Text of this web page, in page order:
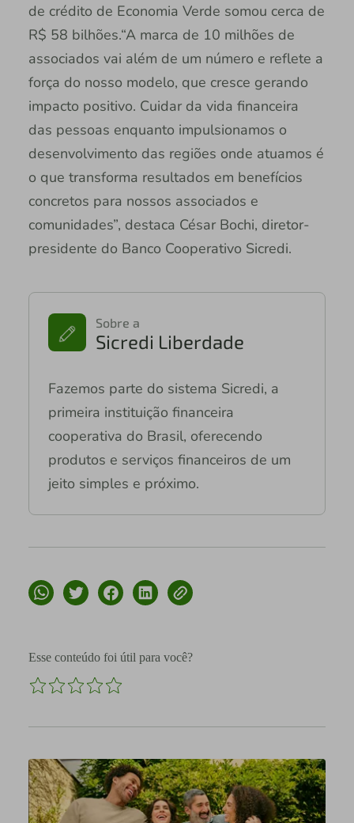
de crédito de Economia Verde somou cerca de
R$ 58 bilhões.“A marca de 10 milhões de
associados vai além de um número e reflete a
força do nosso modelo, que cresce gerando
impacto positivo. Cuidar da vida financeira
das pessoas enquanto impulsionamos o
desenvolvimento das regiões onde atuamos é
o que transforma resultados em benefícios
concretos para nossos associados e
comunidades”, destaca César Bochi, diretor-
presidente do Banco Cooperativo Sicredi.
Sobre a
Sicredi Liberdade
Fazemos parte do sistema Sicredi, a
primeira instituição financeira
cooperativa do Brasil, oferecendo
produtos e serviços financeiros de um
jeito simples e próximo.
Esse conteúdo foi útil para você?